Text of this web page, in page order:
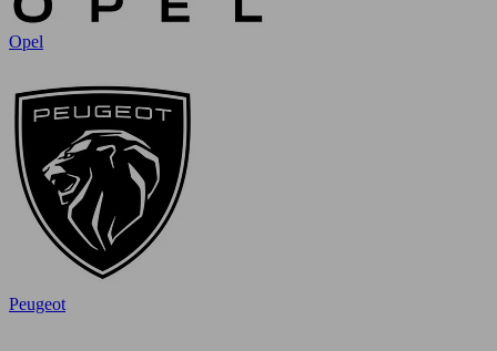
Opel
Peugeot